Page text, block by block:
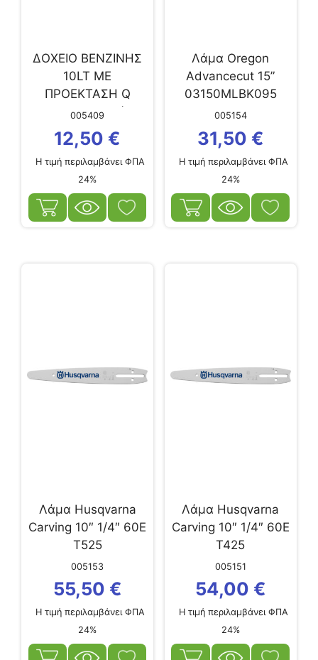
ΔΟΧΕΙΟ ΒΕΝΖΙΝΗΣ
10LT ΜΕ
ΠΡΟΕΚΤΑΣΗ Q
(320004652)
005409
12,50 €
Η τιμή περιλαμβάνει ΦΠΑ
24%
Λάμα Oregon
Advancecut 15”
03150MLBK095
005154
31,50 €
Η τιμή περιλαμβάνει ΦΠΑ
24%
Λάμα Husqvarna
Carving 10″ 1/4″ 60E
T525
005153
55,50 €
Η τιμή περιλαμβάνει ΦΠΑ
24%
Λάμα Husqvarna
Carving 10″ 1/4″ 60E
T425
005151
54,00 €
Η τιμή περιλαμβάνει ΦΠΑ
24%